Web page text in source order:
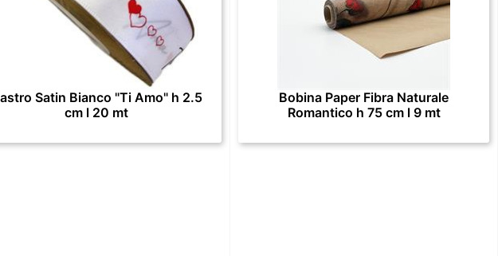
Satin Bianco "Ti Amo" h 2.5
cm l 20 mt
Bobina Paper Fibra Naturale
Romantico h 75 cm l 9 mt